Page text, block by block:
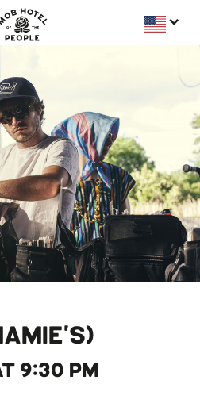
9:30 PM